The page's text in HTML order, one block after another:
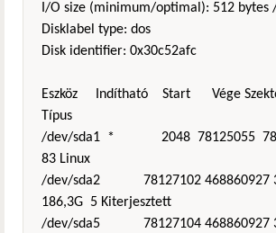
I/O size (minimum/optimal): 512 bytes
Disklabel type: dos
Disk identifier: 0x30c52afc
Eszköz Indítható Start Vége
Típus
/dev/sda1 * 2048 78125055
83 Linux
/dev/sda2 78127102 468860927
186,3G 5 Kiterjesztett
/dev/sda5 78127104 468860927